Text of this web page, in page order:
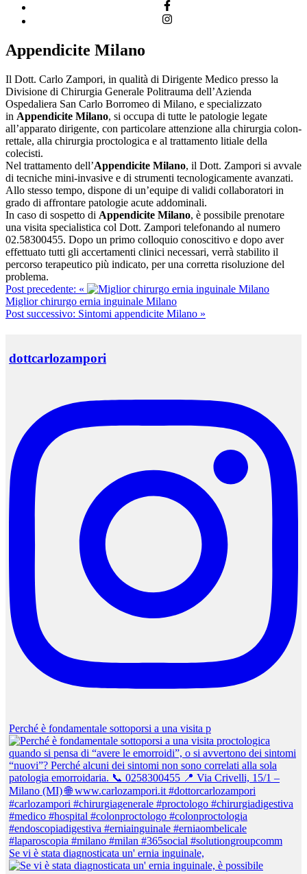
Appendicite Milano
Il Dott. Carlo Zampori, in qualità di Dirigente Medico presso la
Divisione di Chirurgia Generale Politrauma dell’Azienda
Ospedaliera San Carlo Borromeo di Milano, e specializzato
in Appendicite Milano, si occupa di tutte le patologie legate
all’apparato dirigente, con particolare attenzione alla chirurgia colon-
rettale, alla chirurgia proctologica e al trattamento litiale della
colecisti.
Nel trattamento dell’Appendicite Milano, il Dott. Zampori si avvale
di tecniche mini-invasive e di strumenti tecnologicamente avanzati.
Allo stesso tempo, dispone di un’equipe di validi collaboratori in
grado di affrontare patologie acute addominali.
In caso di sospetto di Appendicite Milano, è possibile prenotare
una visita specialistica col Dott. Zampori telefonando al numero
02.58300455. Dopo un primo colloquio conoscitivo e dopo aver
effettuato tutti gli accertamenti clinici necessari, verrà stabilito il
percorso terapeutico più indicato, per una corretta risoluzione del
problema.
Post precedente: «
Miglior chirurgo ernia inguinale Milano
Post successivo: Sintomi appendicite Milano »
dottcarlozampori
Perché è fondamentale sottoporsi a una visita p
Se vi è stata diagnosticata un' ernia inguinale,